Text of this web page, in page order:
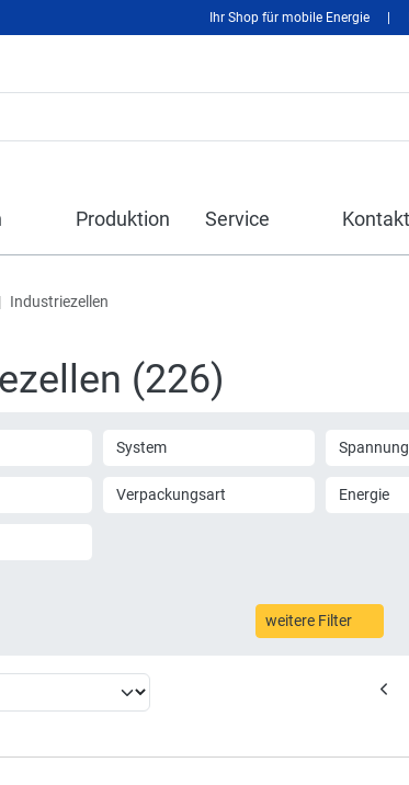
Ihr Shop für mobile Energie
Produktion Service Kontakt
Industriezellen
(226)
System Spannung
Verpackungsart Energie
weitere Filter